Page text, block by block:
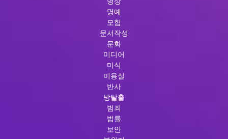
명예
모험
문서작성
문화
미디어
미식
미용실
반사
방탈출
범죄
법률
보안